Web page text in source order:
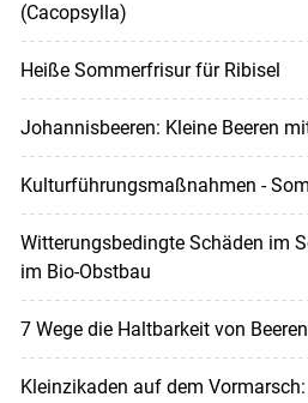
(Cacopsylla)
Heiße Sommerfrisur für Ribisel
Johannisbeeren: Kleine Beeren
Kulturführungsmaßnahmen -
Witterungsbedingte Schäden im
im Bio-Obstbau
7 Wege die Haltbarkeit von
Kleinzikaden auf dem